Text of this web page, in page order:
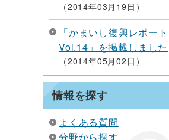
2014年03月19日
「かまいし復興レポート
Vol.14」を掲載しました
2014年05月02日
情報を探す
よくある質問
分野から探す